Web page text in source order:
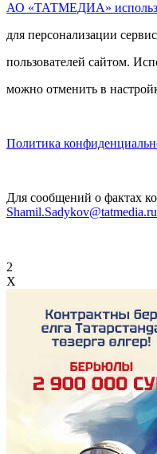
АО «ТАТМЕДИА»
для персонализации
пользователей сайтом.
можно отменить в
Политика
Для сообщений о фактах
Shamil.Sadykov@tatmedia.ru
2
X